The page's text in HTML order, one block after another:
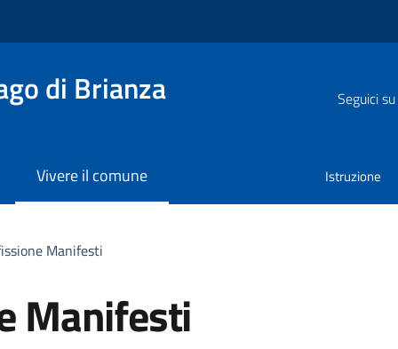
di Brianza Seguici su
Vivere il comune Istruzione
Manifesti
Manifesti